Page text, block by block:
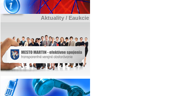
Aktuality / Eaukcie